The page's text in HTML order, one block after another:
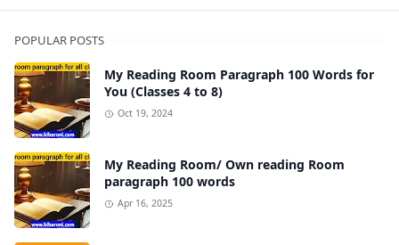
POPULAR POSTS
My Reading Room Paragraph 100 Words for
You (Classes 4 to 8)
Oct 19, 2024
My Reading Room/ Own reading Room
paragraph 100 words
Apr 16, 2025